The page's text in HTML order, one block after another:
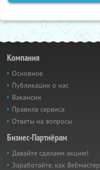
Компания
Основное
Публикации о нас
Вакансии
Правила сервиса
Ответы на вопросы
Бизнес-Партнёрам
Давайте сделаем акцию!
Заработайте, как Вебмастер